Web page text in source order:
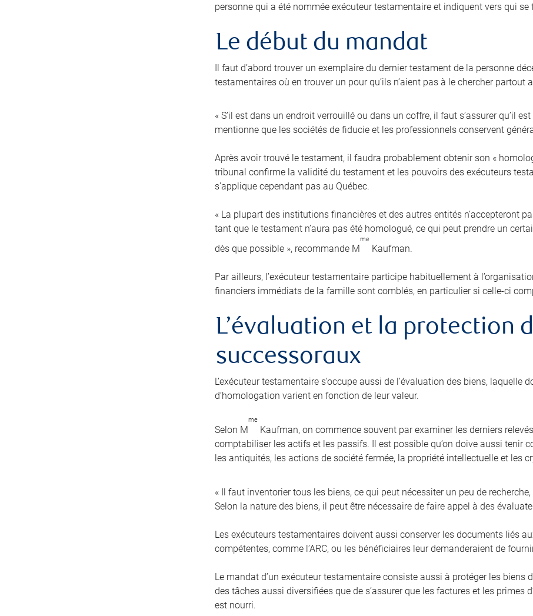
personne qui a été nommée exécuteur testamentaire et indiquent vers qui se
Le début du mandat
Il faut d’abord trouver un exemplaire du dernier testament de la personne
testamentaires où en trouver un pour qu’ils n’aient pas à le chercher partout
« S’il est dans un endroit verrouillé ou dans un coffre, il faut s’assurer qu’il
mentionne que les sociétés de fiducie et les professionnels conservent
Après avoir trouvé le testament, il faudra probablement obtenir son «
tribunal confirme la validité du testament et les pouvoirs des exécuteurs
s’applique cependant pas au Québec.
« La plupart des institutions financières et des autres entités n’accepteront
tant que le testament n’aura pas été homologué, ce qui peut prendre un
dès que possible », recommande M
me
Kaufman.
Par ailleurs, l’exécuteur testamentaire participe habituellement à
financiers immédiats de la famille sont comblés, en particulier si celle-ci
L’évaluation et la protection
successoraux
L’exécuteur testamentaire s’occupe aussi de l’évaluation des biens,
d’homologation varient en fonction de leur valeur.
Selon M
me
Kaufman, on commence souvent par examiner les derniers
comptabiliser les actifs et les passifs. Il est possible qu’on doive aussi tenir
les antiquités, les actions de société fermée, la propriété intellectuelle et les
« Il faut inventorier tous les biens, ce qui peut nécessiter un peu de
Selon la nature des biens, il peut être nécessaire de faire appel à des
Les exécuteurs testamentaires doivent aussi conserver les documents liés
compétentes, comme l’ARC, ou les bénéficiaires leur demanderaient de
Le mandat d’un exécuteur testamentaire consiste aussi à protéger les biens
des tâches aussi diversifiées que de s’assurer que les factures et les primes
est nourri.